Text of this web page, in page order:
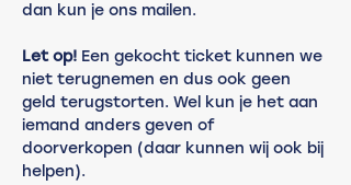
dan kun je ons mailen.
Let op! Een gekocht ticket kunnen we
niet terugnemen en dus ook geen
geld terugstorten. Wel kun je het aan
iemand anders geven of
doorverkopen (daar kunnen wij ook bij
helpen).